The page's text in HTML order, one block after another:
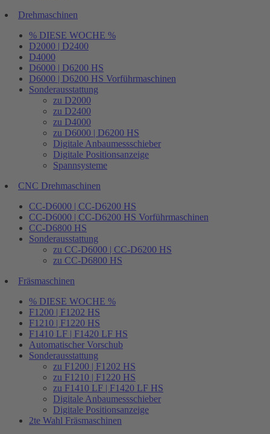
Drehmaschinen
% DIESE WOCHE %
D2000 | D2400
D4000
D6000 | D6200 HS
D6000 | D6200 HS Vorführmaschinen
Sonderausstattung
zu D2000
zu D2400
zu D4000
zu D6000 | D6200 HS
Digitale Anbaumessschieber
Digitale Positionsanzeige
Spannsysteme
CNC Drehmaschinen
CC-D6000 | CC-D6200 HS
CC-D6000 | CC-D6200 HS Vorführmaschinen
CC-D6800 HS
Sonderausstattung
zu CC-D6000 | CC-D6200 HS
zu CC-D6800 HS
Fräsmaschinen
% DIESE WOCHE %
F1200 | F1202 HS
F1210 | F1220 HS
F1410 LF | F1420 LF HS
Automatischer Vorschub
Sonderausstattung
zu F1200 | F1202 HS
zu F1210 | F1220 HS
zu F1410 LF | F1420 LF HS
Digitale Anbaumessschieber
Digitale Positionsanzeige
2te Wahl Fräsmaschinen